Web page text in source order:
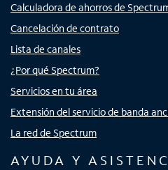
Calculadora de ahorros de
Cancelación de contrato
Lista de canales
¿Por qué Spectrum?
Servicios en tu área
Extensión del servicio de banda
La red de Spectrum
AYUDA Y